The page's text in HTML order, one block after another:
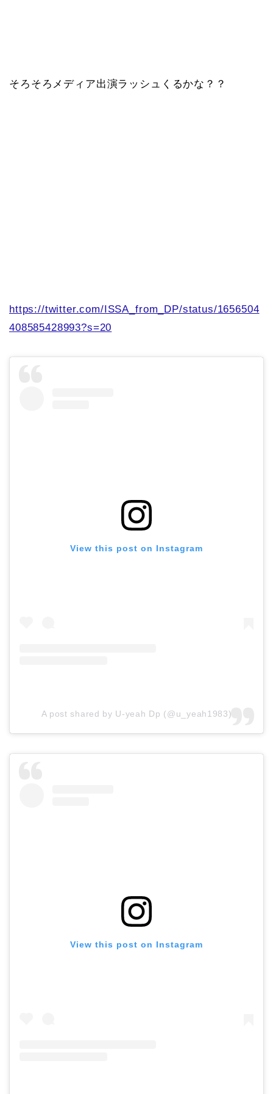
そろそろメディア出演ラッシュくるかな？？
https://twitter.com/ISSA_from_DP/status/1656504
408585428993?s=20
View this post on Instagram
A post shared by U-yeah Dp (@u_yeah1983)
View this post on Instagram